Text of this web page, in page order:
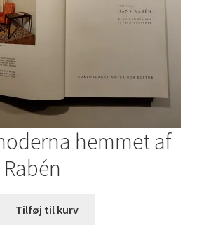
hemmet af
Tilføj til kurv